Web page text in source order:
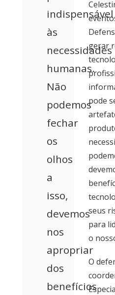
indispensável
às
necessidades
humanas.
Não
podemos
fechar
os
olhos
a
isso,
devemos
nos
apropriar
dos
benefícios
gerar
pode
seus
para
o
O